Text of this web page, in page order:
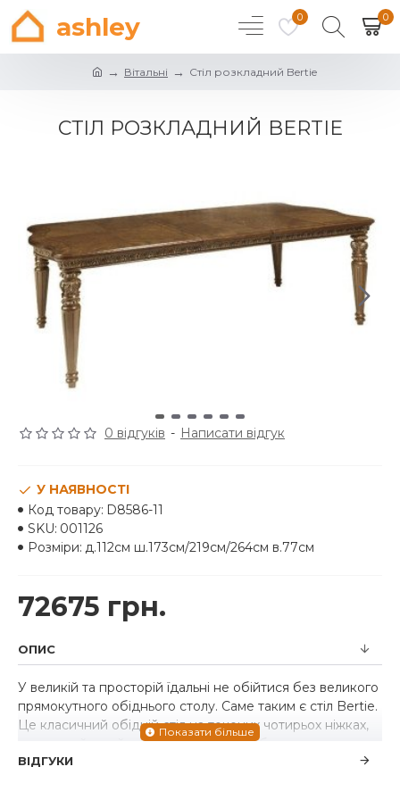
ashley 0 0
Вітальні Стіл розкладний Bertie
СТІЛ РОЗКЛАДНИЙ BERTIE
0 відгуків - Написати відгук
72675 грн.
У НАЯВНОСТІ
Код товару: D8586-11
SKU: 001126
Розміри: д.112см ш.173см/219см/264см в.77см
ОПИС
У великій та просторій їдальні не обійтися без великого
прямокутного обіднього столу. Саме таким є стіл Bertie.
Це класичний обідній стіл на точених чотирьох ніжках,
виконаний у найкращих традиціях меблевого
виробництва США. Крім того стіл має важливий
ВІДГУКИ